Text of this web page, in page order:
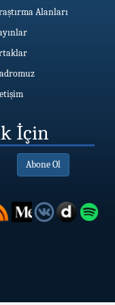
Alanları
İçin
Abone Ol